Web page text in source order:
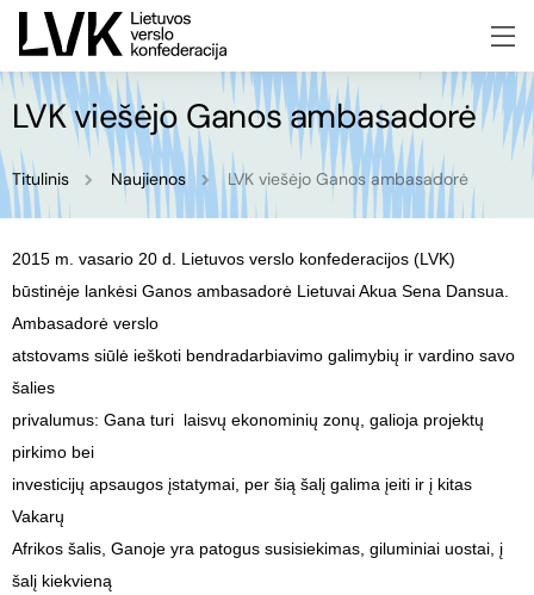
LVK viešėjo Ganos ambasadorė
Titulinis Naujienos LVK viešėjo Ganos ambasadorė
2015 m. vasario 20 d. Lietuvos verslo konfederacijos (LVK)
būstinėje lankėsi Ganos ambasadorė Lietuvai Akua Sena Dansua.
Ambasadorė verslo
atstovams siūlė ieškoti bendradarbiavimo galimybių ir vardino savo
šalies
privalumus: Gana turi laisvų ekonominių zonų, galioja projektų
pirkimo bei
investicijų apsaugos įstatymai, per šią šalį galima įeiti ir į kitas
Vakarų
Afrikos šalis, Ganoje yra patogus susisiekimas, giluminiai uostai, į
šalį kiekvieną